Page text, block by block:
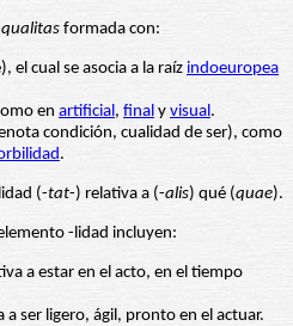
qualitas formada con:
el cual se asocia a la raíz indoeuropea
en artificial, final y visual.
condición, cualidad de ser), como
.
(-tat-) relativa a (-alis) qué (quae).
-lidad incluyen:
a estar en el acto, en el tiempo
a ser ligero, ágil, pronto en el actuar.